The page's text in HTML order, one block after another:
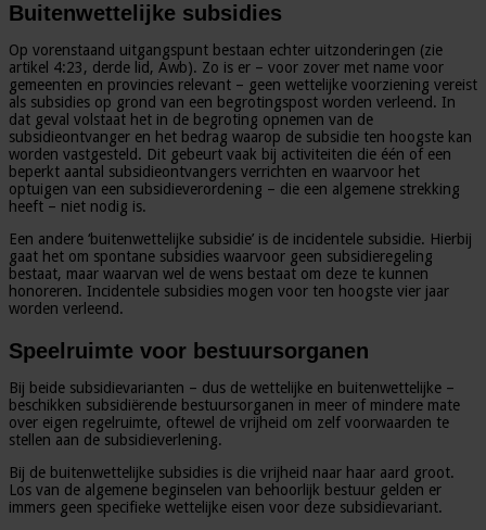
Buitenwettelijke subsidies
Op vorenstaand uitgangspunt bestaan echter uitzonderingen (zie
artikel 4:23, derde lid, Awb). Zo is er – voor zover met name voor
gemeenten en provincies relevant – geen wettelijke voorziening vereist
als subsidies op grond van een begrotingspost worden verleend. In
dat geval volstaat het in de begroting opnemen van de
subsidieontvanger en het bedrag waarop de subsidie ten hoogste kan
worden vastgesteld. Dit gebeurt vaak bij activiteiten die één of een
beperkt aantal subsidieontvangers verrichten en waarvoor het
optuigen van een subsidieverordening – die een algemene strekking
heeft – niet nodig is.
Een andere ‘buitenwettelijke subsidie’ is de incidentele subsidie. Hierbij
gaat het om spontane subsidies waarvoor geen subsidieregeling
bestaat, maar waarvan wel de wens bestaat om deze te kunnen
honoreren. Incidentele subsidies mogen voor ten hoogste vier jaar
worden verleend.
Speelruimte voor bestuursorganen
Bij beide subsidievarianten – dus de wettelijke en buitenwettelijke –
beschikken subsidiërende bestuursorganen in meer of mindere mate
over eigen regelruimte, oftewel de vrijheid om zelf voorwaarden te
stellen aan de subsidieverlening.
Bij de buitenwettelijke subsidies is die vrijheid naar haar aard groot.
Los van de algemene beginselen van behoorlijk bestuur gelden er
immers geen specifieke wettelijke eisen voor deze subsidievariant.